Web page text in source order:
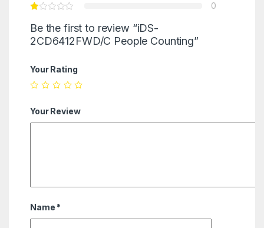
0
Be the first to review “iDS-
2CD6412FWD/C People Counting”
Your Rating
Your Review
Name *